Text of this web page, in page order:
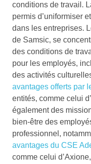
conditions de travail.
permis d’uniformiser
dans les entreprises.
de Samsic, se
des conditions de
pour les employés,
des activités
avantages offerts par
entités, comme celui
également des
bien-être des
professionnel,
avantages du CSE
comme celui